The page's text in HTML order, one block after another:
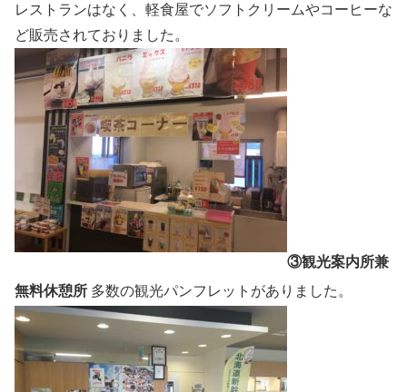
レストランはなく、軽食屋でソフトクリームやコーヒーな
ど販売されておりました。
③観光案内所兼
無料休憩所 多数の観光パンフレットがありました。